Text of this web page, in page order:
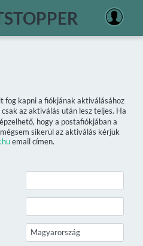
fog kapni a fiókjának aktiválásához
az aktiválás után lesz teljes. Ha
hogy a postafiókjában a
sikerül az aktiválás kérjük
email címen.